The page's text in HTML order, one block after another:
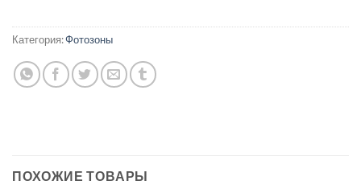
Категория:Фотозоны
ПОХОЖИЕ ТОВАРЫ